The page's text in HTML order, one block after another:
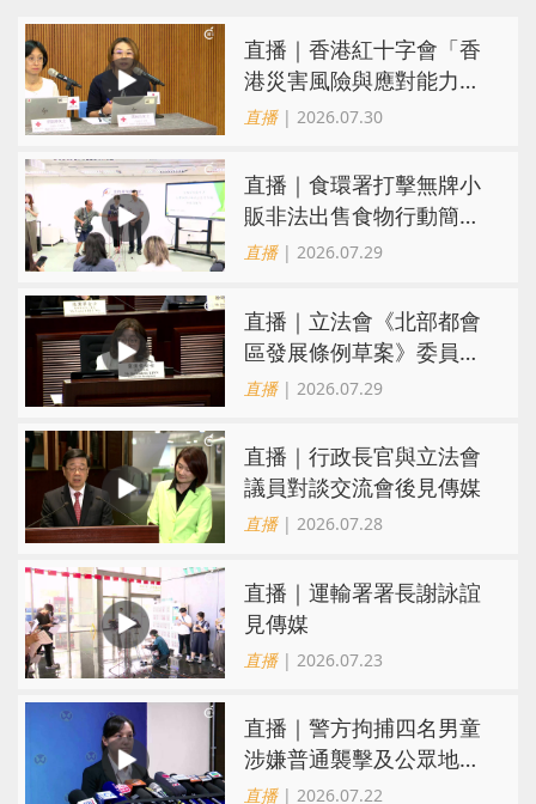
直播｜香港紅十字會「香
港災害風險與應對能力地
圖2026」研究發佈會
直播| 2026.07.30
直播｜食環署打擊無牌小
販非法出售食物行動簡報
會
直播| 2026.07.29
直播｜立法會《北部都會
區發展條例草案》委員會
會議
直播| 2026.07.29
直播｜行政長官與立法會
議員對談交流會後見傳媒
直播| 2026.07.28
直播｜運輸署署長謝詠誼
見傳媒
直播| 2026.07.23
直播｜警方拘捕四名男童
涉嫌普通襲擊及公眾地方
內擾亂秩序行為
直播| 2026.07.22